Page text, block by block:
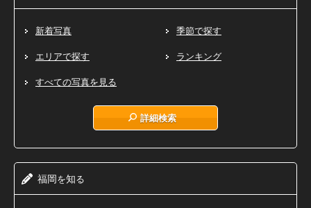
新着写真 季節で探す
エリアで探す ランキング
すべての写真を見る
詳細検索
福岡を知る